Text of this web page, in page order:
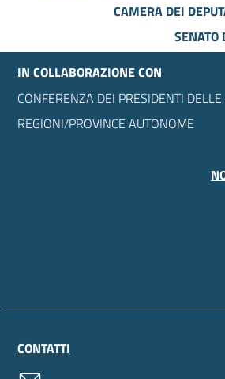
CAMERA DEI
SENATO
IN COLLABORAZIONE CON
CONFERENZA DEI PRESIDENTI
REGIONI/PROVINCE AUTONOME
CONTATTI